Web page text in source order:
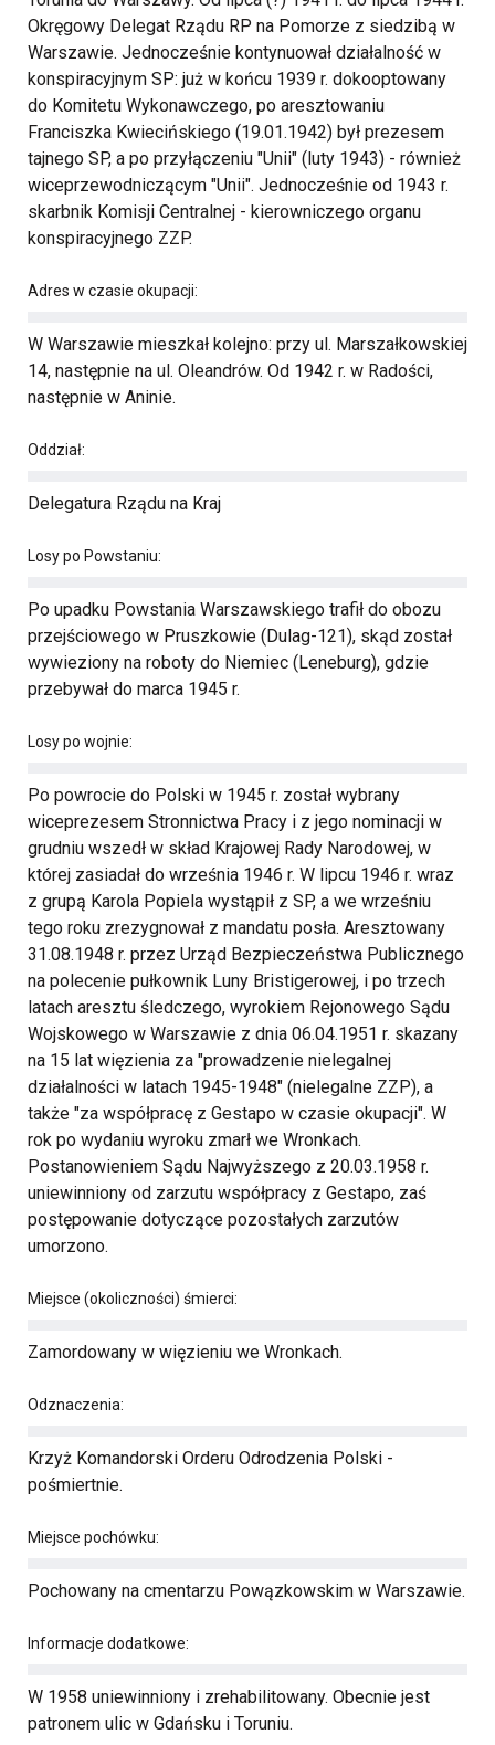
Okręgowy Delegat Rządu RP na Pomorze z siedzibą w
Warszawie. Jednocześnie kontynuował działalność w
konspiracyjnym SP: już w końcu 1939 r. dokooptowany
do Komitetu Wykonawczego, po aresztowaniu
Franciszka Kwiecińskiego (19.01.1942) był prezesem
tajnego SP, a po przyłączeniu "Unii" (luty 1943) - również
wiceprzewodniczącym "Unii". Jednocześnie od 1943 r.
skarbnik Komisji Centralnej - kierowniczego organu
konspiracyjnego ZZP.
Adres w czasie okupacji:
W Warszawie mieszkał kolejno: przy ul. Marszałkowskiej
14, następnie na ul. Oleandrów. Od 1942 r. w Radości,
następnie w Aninie.
Oddział:
Delegatura Rządu na Kraj
Losy po Powstaniu:
Po upadku Powstania Warszawskiego trafił do obozu
przejściowego w Pruszkowie (Dulag-121), skąd został
wywieziony na roboty do Niemiec (Leneburg), gdzie
przebywał do marca 1945 r.
Losy po wojnie:
Po powrocie do Polski w 1945 r. został wybrany
wiceprezesem Stronnictwa Pracy i z jego nominacji w
grudniu wszedł w skład Krajowej Rady Narodowej, w
której zasiadał do września 1946 r. W lipcu 1946 r. wraz
z grupą Karola Popiela wystąpił z SP, a we wrześniu
tego roku zrezygnował z mandatu posła. Aresztowany
31.08.1948 r. przez Urząd Bezpieczeństwa Publicznego
na polecenie pułkownik Luny Bristigerowej, i po trzech
latach aresztu śledczego, wyrokiem Rejonowego Sądu
Wojskowego w Warszawie z dnia 06.04.1951 r. skazany
na 15 lat więzienia za "prowadzenie nielegalnej
działalności w latach 1945-1948" (nielegalne ZZP), a
także "za współpracę z Gestapo w czasie okupacji". W
rok po wydaniu wyroku zmarł we Wronkach.
Postanowieniem Sądu Najwyższego z 20.03.1958 r.
uniewinniony od zarzutu współpracy z Gestapo, zaś
postępowanie dotyczące pozostałych zarzutów
umorzono.
Miejsce (okoliczności) śmierci:
Zamordowany w więzieniu we Wronkach.
Odznaczenia:
Krzyż Komandorski Orderu Odrodzenia Polski -
pośmiertnie.
Miejsce pochówku:
Pochowany na cmentarzu Powązkowskim w Warszawie.
Informacje dodatkowe:
W 1958 uniewinniony i zrehabilitowany. Obecnie jest
patronem ulic w Gdańsku i Toruniu.